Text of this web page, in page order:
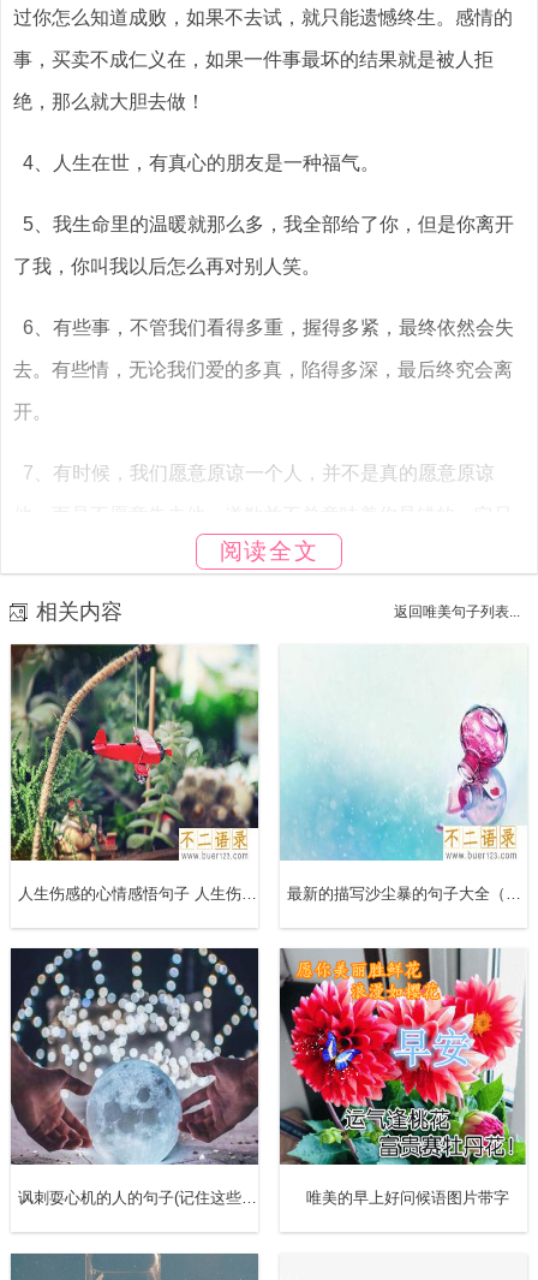
过你怎么知道成败，如果不去试，就只能遗憾终生。感情的
事，买卖不成仁义在，如果一件事最坏的结果就是被人拒
绝，那么就大胆去做！
4、人生在世，有真心的朋友是一种福气。
5、我生命里的温暖就那么多，我全部给了你，但是你离开
了我，你叫我以后怎么再对别人笑。
6、有些事，不管我们看得多重，握得多紧，最终依然会失
去。有些情，无论我们爱的多真，陷得多深，最后终究会离
开。
7、有时候，我们愿意原谅一个人，并不是真的愿意原谅
是意味着你更珍惜你们之间的关系。爱，不是寻找一个完美
的人，而是学会用完美的眼光，欣赏一个不完美的人。专一
不是一辈子只喜欢一个人，是喜欢一个人的时候一心一意。
8、追女孩就跟打狐狸一样，追追停停，等她好奇回头来
找，一枪撂倒。
9、再美好的曾经，在分手那一瞬间，都会变成爱情的陪葬
品。
10、谈恋爱时你的女朋友跟着别人跑了？伤心个屁！高兴还
来不及，赶紧放鞭炮庆祝吧，现在看清楚这段感情总比结婚
以后戴绿帽子或喜当爹好太多吧。
11、一个人有一个人的自由，两个人有两个人的甜蜜。
12、爱情是叹息吹起的一阵烟；恋人的眼中有它净化了的火
星；恋人的眼泪是它激起的波涛。它又是最智慧的疯狂，哽
喉的苦味，沁舌的蜜糖。
13、如果你太过于纠结对方的前任，那么最后往往你也会变
阅读全文
相关内容 返回唯美句子列表...
讽刺耍心机的人的句子(记住这些随时可用) 唯美的早上好问候语图片带字